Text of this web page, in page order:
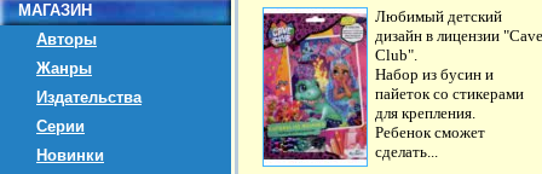
МАГАЗИН
Авторы
Жанры
Издательства
Серии
Новинки
Любимый детский
дизайн в лицензии "Cave
Club".
Набор из бусин и
пайеток со стикерами
для крепления.
Ребенок сможет
сделать...